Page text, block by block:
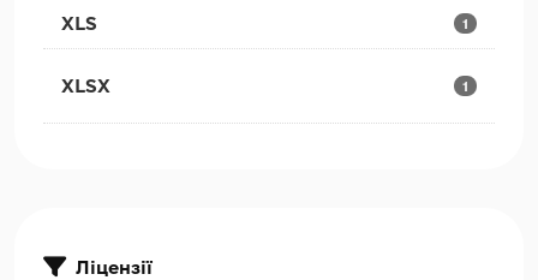
XLS 1
XLSX 1
Ліцензії